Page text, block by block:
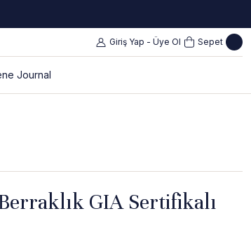
Giriş Yap - Üye Ol Sepet
Journal
GIA Sertifikalı